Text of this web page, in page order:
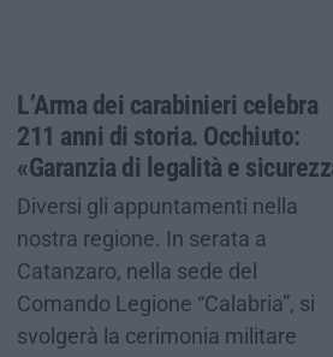
L’Arma dei carabinieri celebra
211 anni di storia. Occhiuto:
«Garanzia di legalità e
Diversi gli appuntamenti nella
nostra regione. In serata a
Catanzaro, nella sede del
Comando Legione “Calabria”, si
svolgerà la cerimonia militare